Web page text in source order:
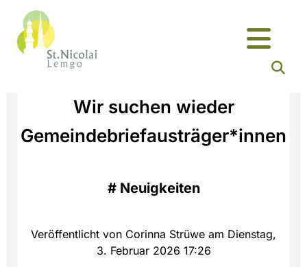
Wir suchen wieder
Gemeindebriefausträger*innen
# Neuigkeiten
Veröffentlicht von Corinna Strüwe am Dienstag,
3. Februar 2026 17:26